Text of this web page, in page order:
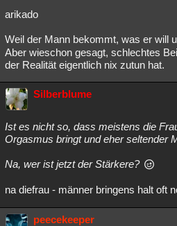
arikado
Weil der Mann bekommt, was er will
Aber wieschon gesagt, schlechtes
der Realität eigentlich nix zutun hat.
Silberblume
Ist es nicht so, dass meistens die
Orgasmus bringt und eher seltender
Na, wer ist jetzt der Stärkere?
na diefrau - männer bringens halt oft
peecekeeper